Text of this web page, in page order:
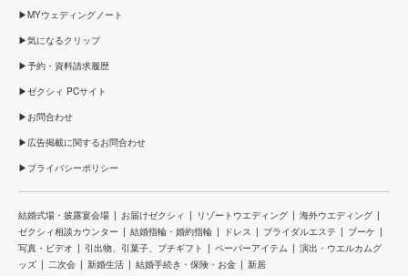
MYウェディングノート
気になるクリップ
予約・資料請求履歴
ゼクシィ PCサイト
お問合わせ
広告掲載に関するお問合わせ
プライバシーポリシー
結婚式場・披露宴会場 お届けゼクシィ リゾートウエディング
海外ウエディング
ゼクシィ相談カウンター
結婚指輪・婚約指輪 ドレス ブライダルエステ
ブーケ
写真・ビデオ
引出物、引菓子、プチギフト ペーパーアイテム
演出・ウエルカムグ
ッズ
二次会 新婚生活 結婚手続き・保険・お金 新居